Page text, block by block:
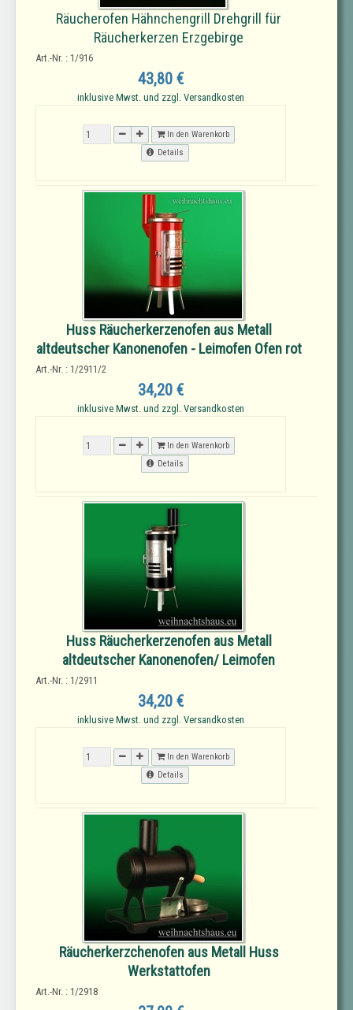
Räucherofen Hähnchengrill Drehgrill für
Räucherkerzen Erzgebirge
Art.-Nr. : 1/916
43,80 €
inklusive Mwst. und zzgl. Versandkosten
In den Warenkorb
Details
Huss Räucherkerzenofen aus Metall
altdeutscher Kanonenofen - Leimofen Ofen rot
Art.-Nr. : 1/2911/2
34,20 €
inklusive Mwst. und zzgl. Versandkosten
In den Warenkorb
Details
Huss Räucherkerzenofen aus Metall
altdeutscher Kanonenofen/ Leimofen
Art.-Nr. : 1/2911
34,20 €
inklusive Mwst. und zzgl. Versandkosten
In den Warenkorb
Details
Räucherkerzchenofen aus Metall Huss
Werkstattofen
Art.-Nr. : 1/2918